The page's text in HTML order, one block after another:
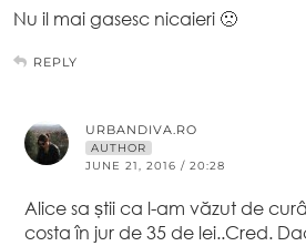
Nu il mai gasesc nicaieri 🙁
REPLY
URBANDIVA.RO
AUTHOR
JUNE 21, 2016 / 20:28
Alice sa știi ca l-am văzut de
costa în jur de 35 de lei..Cred.